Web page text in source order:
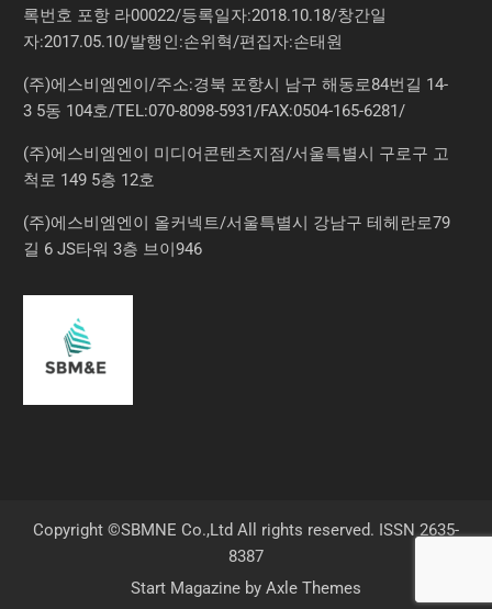
록번호 포항 라00022/등록일자:2018.10.18/창간일
자:2017.05.10/발행인:손위혁/편집자:손태원
(주)에스비엠엔이/주소:경북 포항시 남구 해동로84번길 14-
3 5동 104호/TEL:070-8098-5931/FAX:0504-165-6281/
(주)에스비엠엔이 미디어콘텐츠지점/서울특별시 구로구 고
척로 149 5층 12호
(주)에스비엠엔이 올커넥트/서울특별시 강남구 테헤란로79
길 6 JS타워 3층 브이946
Copyright ©SBMNE Co.,Ltd All rights reserved. ISSN 2635-
8387
Start Magazine by Axle Themes